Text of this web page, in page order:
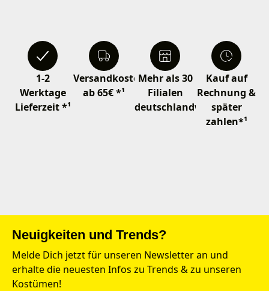
1-2
Werktage
Lieferzeit *¹
Versandkostenfrei
ab 65€ *¹
Mehr als 30
Filialen
deutschlandweit
Kauf auf
Rechnung &
später
zahlen*¹
Neuigkeiten und Trends?
Melde Dich jetzt für unseren Newsletter an und
erhalte die neuesten Infos zu Trends & zu unseren
Kostümen!